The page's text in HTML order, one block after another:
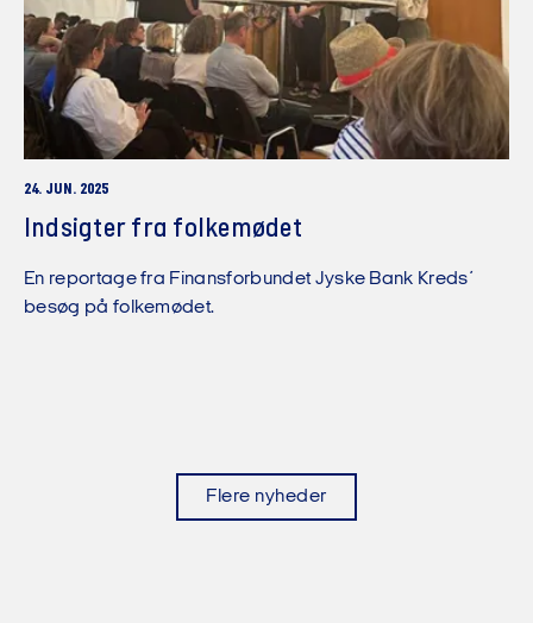
24. JUN. 2025
Indsigter fra folkemødet
En reportage fra Finansforbundet Jyske Bank Kreds´
besøg på folkemødet.
Flere nyheder